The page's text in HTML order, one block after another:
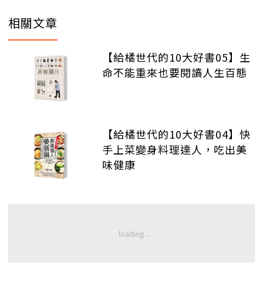
相關文章
【給橘世代的10大好書05】生
命不能重來也要閱讀人生百態
【給橘世代的10大好書04】快
手上菜變身料理達人，吃出美
味健康